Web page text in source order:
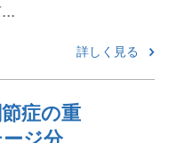
詳しく見る
症の重